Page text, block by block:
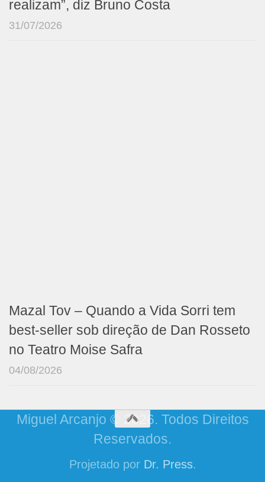
realizam”, diz Bruno Costa
31/07/2026
Mazal Tov – Quando a Vida Sorri tem
best-seller sob direção de Dan Rosseto
no Teatro Moise Safra
04/08/2026
Miguel Arcanjo © 2026. Todos Direitos
Reservados.
Projetado por Dr. Press.